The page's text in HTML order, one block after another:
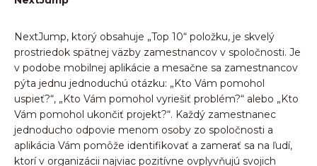
NextJump, ktorý obsahuje „Top 10“ položku, je skvelý
prostriedok spätnej väzby zamestnancov v spoločnosti. Je
v podobe mobilnej aplikácie a mesačne sa zamestnancov
pýta jednu jednoduchú otázku: „Kto Vám pomohol
uspieť?“, „Kto Vám pomohol vyriešiť problém?“ alebo „Kto
Vám pomohol ukončiť projekt?“. Každý zamestnanec
jednoducho odpovie menom osoby zo spoločnosti a
aplikácia Vám pomôže identifikovať a zamerať sa na ľudí,
ktorí v organizácii najviac pozitívne ovplyvňujú svojich